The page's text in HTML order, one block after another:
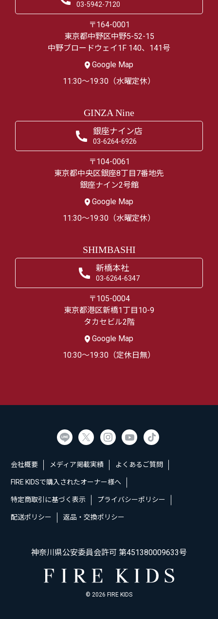
03-5942-7120
〒164-0001
東京都中野区中野5-52-15
中野ブロードウェイ1F 140、141号
Google Map
11:30～19:30（水曜定休）
GINZA Nine
銀座ナイン店
03-6264-6926
〒104-0061
東京都中央区銀座8丁目7番地先
銀座ナイン2号館
Google Map
11:30～19:30（水曜定休）
SHIMBASHI
新橋本社
03-6264-6347
〒105-0004
東京都港区新橋1丁目10-9
タカセビル2階
Google Map
10:30～19:30（定休日無）
会社概要 メディア掲載実績 よくあるご質問
FIRE KIDSで購入されたオーナー様へ
特定商取引に基づく表示 プライバシーポリシー
配送ポリシー 返品・交換ポリシー
神奈川県公安委員会許可 第451380009633号
© 2026 FIRE KIDS